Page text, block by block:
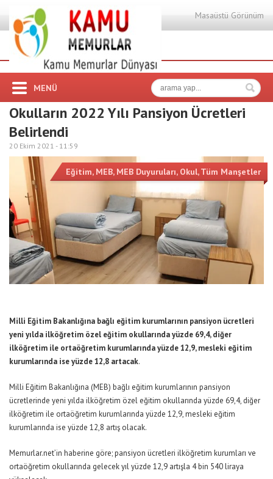
Masaüstü Görünüm
MENÜ
Okulların 2022 Yılı Pansiyon Ücretleri
Belirlendi
20 Ekim 2021 - 11:59
Eğitim, MEB, MEB Duyuruları, Okul,Tüm Manşetler
Milli Eğitim Bakanlığına bağlı eğitim kurumlarının pansiyon ücretleri
yeni yılda ilköğretim özel eğitim okullarında yüzde 69,4, diğer
ilköğretim ile ortaöğretim kurumlarında yüzde 12,9, mesleki eğitim
kurumlarında ise yüzde 12,8 artacak.
Milli Eğitim Bakanlığına (MEB) bağlı eğitim kurumlarının pansiyon
ücretlerinde yeni yılda ilköğretim özel eğitim okullarında yüzde 69,4, diğer
ilköğretim ile ortaöğretim kurumlarında yüzde 12,9, mesleki eğitim
kurumlarında ise yüzde 12,8 artış olacak.
Memurlar.net’in haberine göre;pansiyon ücretleri ilköğretim kurumları ve
ortaöğretim okullarında gelecek yıl yüzde 12,9 artışla 4 bin 540 liraya